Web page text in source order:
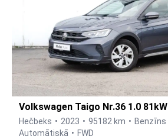
Volkswagen Taigo Nr.36 1.0 81kW
Hečbeks 2023 95182 km Benzīns
Automātiskā
FWD